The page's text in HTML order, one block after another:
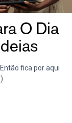
O Dia
fica por aqui